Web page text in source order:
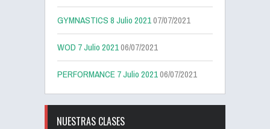
GYMNASTICS 8 Julio 202107/07/2021
WOD 7 Julio 202106/07/2021
PERFORMANCE 7 Julio 202106/07/2021
NUESTRAS CLASES